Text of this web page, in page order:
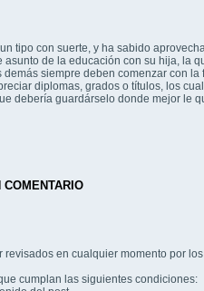
tipo con suerte, y ha sabido
de la educación con su hija, la
siempre deben comenzar con
diplomas, grados o títulos, los
debería guardárselo donde mejor le
COMENTARIO
revisados en cualquier momento por
cumplan las siguientes condiciones: